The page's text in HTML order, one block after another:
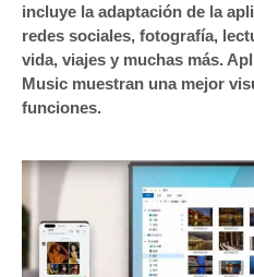
incluye la adaptación de la
redes sociales, fotografía,
vida, viajes y muchas más.
Music muestran una mejor
funciones.